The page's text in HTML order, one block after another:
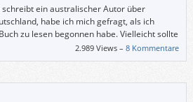
ein australischer Autor über
habe ich mich gefragt, als ich
zu lesen begonnen habe. Vielleicht sollte
wissen, dass Markus Zusaks Mutter aus
Österreich stammen und dass ihm seine
2.989 Views –8 Kommentare